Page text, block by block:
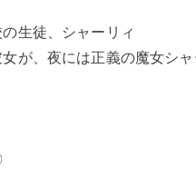
生徒、シャーリィ
が、夜には正義の魔女シ